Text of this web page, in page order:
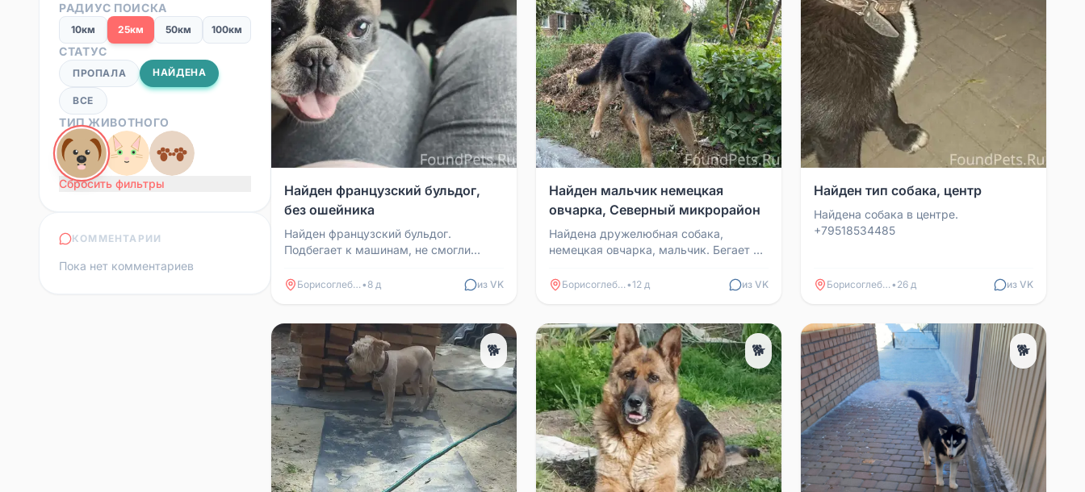
РАДИУС ПОИСКА
10км 25км 50км 100км
СТАТУС
ПРОПАЛА НАЙДЕНА
ВСЕ
ТИП ЖИВОТНОГО
Сбросить фильтры
КОММЕНТАРИИ
Пока нет комментариев
Найден французский бульдог,
без ошейника
Найден французский бульдог.
Подбегает к машинам, не смогли
хозяевам, которые смогут предоста...
Борисоглебск• 8 д из VK
Найден мальчик немецкая
овчарка, Северный микрорайон
Найдена дружелюбная собака,
немецкая овчарка, мальчик. Бегает по
Борисоглебск•12 д из VK
Найден тип собака, центр
Найдена собака в центре.
+79518534485
Борисоглебск• 26 д из VK
🐕 🐕 🐕